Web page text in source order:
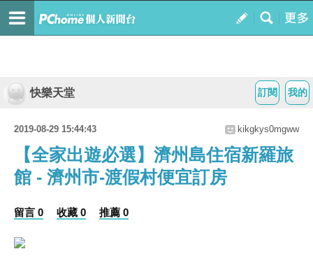
我的
訂閱
快樂天堂
2019-08-29 15:44:43 kikgkys0mgww
【全家出遊必選】濟州島住宿新羅旅
館 - 濟州市-渡假村便宜訂房
留言 0 收藏 0 推薦 0